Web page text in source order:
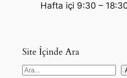
Hafta içi 9:30 –
Site İçinde Ara
S